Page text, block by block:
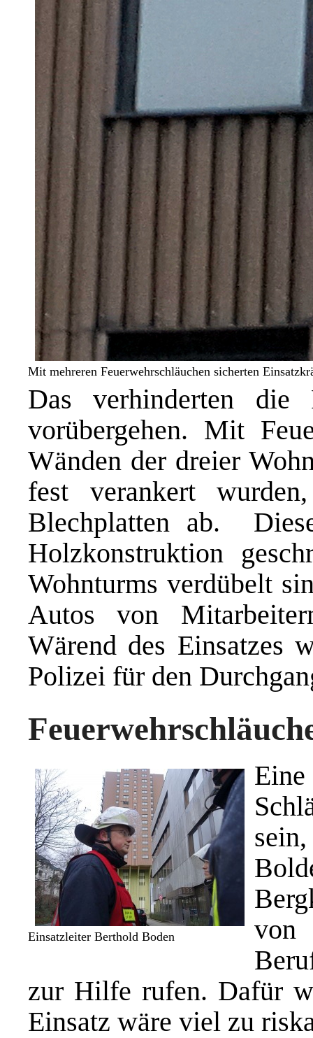
Mit mehreren Feuerwehrschläuchen sicherten
Das verhinderten die
vorübergehen. Mit
Wänden der dreier
fest verankert
Blechplatten ab.
Holzkonstruktion
Wohnturms verdübelt
Autos von
Wärend des Einsatzes
Polizei für den
Einsatzleiter Berthold Boden
zur Hilfe rufen. Dafür
Einsatz wäre viel zu